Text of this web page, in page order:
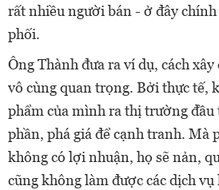
rất nhiều người bán - ở đây
phối.
Ông Thành đưa ra ví dụ, cách
vô cùng quan trọng. Bởi thực tế,
phẩm của mình ra thị trường đầu
phần, phá giá để cạnh tranh. Mà
không có lợi nhuận, họ sẽ nản,
cũng không làm được các dịch